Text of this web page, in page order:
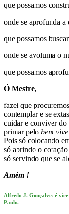
que possamos
onde se aprofunda a
que possamos
onde se avoluma o
que possamos
Ó Mestre,
fazei que
contemplar e se
cuidar e conviver do
primar pelo bem
Pois só colocando
só abrindo o
só servindo que se
Amém !
Alfredo J. Gonçalves é
Paulo.